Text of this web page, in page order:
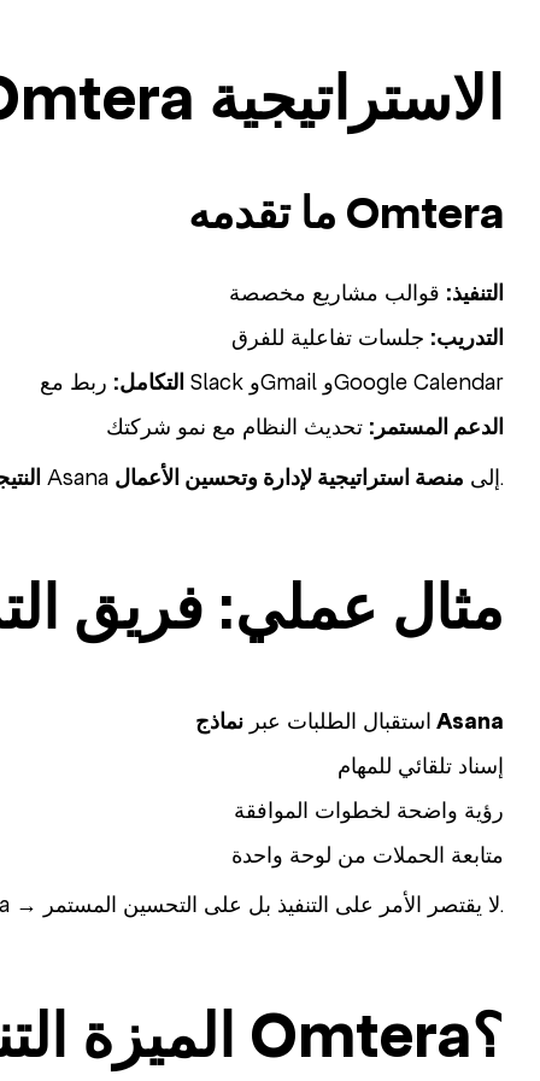
مساهمة Omtera الاستراتيجية
ما تقدمه Omtera
التنفيذ: قوالب مشاريع مخصصة
التدريب: جلسات تفاعلية للفرق
التكامل: ربط مع Slack وGmail وGoogle Calendar
الدعم المستمر: تحديث النظام مع نمو شركتك
يتحول Asana إلى منصة استراتيجية لإدارة وتحسين الأعمال .
مثال عملي: فريق
استقبال الطلبات عبر نماذج Asana
إسناد تلقائي للمهام
رؤية واضحة لخطوات الموافقة
متابعة الحملات من لوحة واحدة
مع Omtera → لا يقتصر الأمر على التنفيذ بل على التحسين المستمر.
الميزة التنافسية: لماذا Omtera؟